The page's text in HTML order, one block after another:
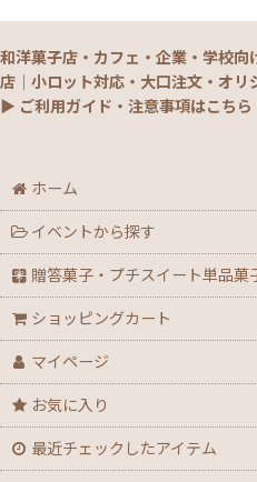
和洋菓子店・カフェ・企業・学校向
店｜小ロット対応・大口注文・オリ
▶ ご利用ガイド・注意事項はこちら
ホーム
イベントから探す
贈答菓子・プチスイート単品菓
ショッピングカート
マイページ
お気に入り
最近チェックしたアイテム